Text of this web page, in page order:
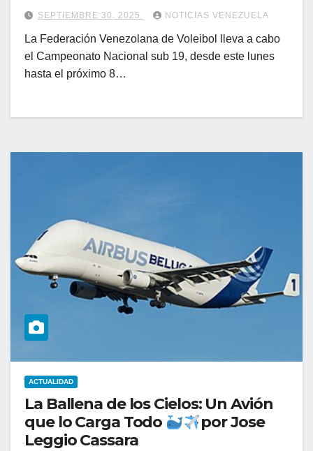
SEPTIEMBRE 30, 2025 NOTICIAS VENEZUELA
La Federación Venezolana de Voleibol lleva a cabo
el Campeonato Nacional sub 19, desde este lunes
hasta el próximo 8…
ACTUALIDAD
La Ballena de los Cielos: Un Avión
que lo Carga Todo
por Jose
Leggio Cassara